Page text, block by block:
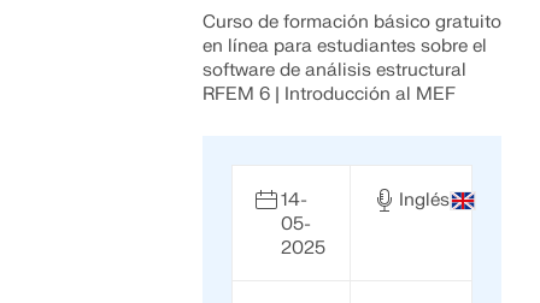
Curso de formación básico gratuito
en línea para estudiantes sobre el
software de análisis estructural
RFEM 6 | Introducción al MEF
14-
05-
2025
Inglés